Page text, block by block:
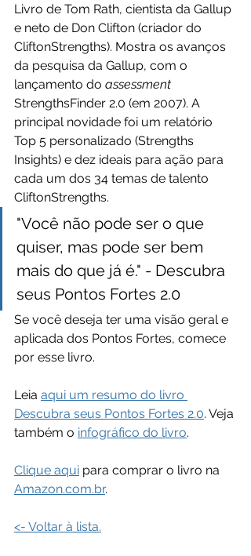
Livro de Tom Rath, cientista da Gallup
e neto de Don Clifton (criador do
CliftonStrengths). Mostra os avanços
da pesquisa da Gallup, com o
lançamento do assessment
StrengthsFinder 2.0 (em 2007). A
principal novidade foi um relatório
Top 5 personalizado (Strengths
Insights) e dez ideais para ação para
cada um dos 34 temas de talento
CliftonStrengths.
"Você não pode ser o que
quiser, mas pode ser bem
mais do que já é." - Descubra
seus Pontos Fortes 2.0
Se você deseja ter uma visão geral e
aplicada dos Pontos Fortes, comece
por esse livro.
Leia aqui um resumo do livro
Descubra seus Pontos Fortes 2.0. Veja
também o infográfico do livro.
Clique aqui para comprar o livro na
Amazon.com.br.
<- Voltar à lista.